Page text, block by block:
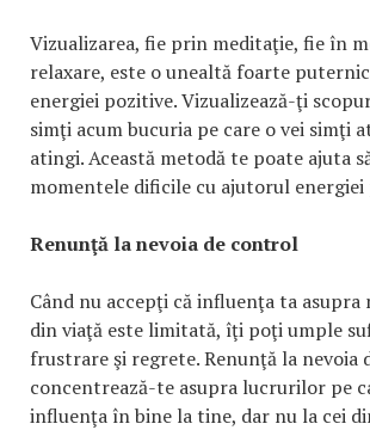
Vizualizarea, fie prin meditaţie, fie în
relaxare, este o unealtă foarte
energiei pozitive. Vizualizează-ţi
simţi acum bucuria pe care o vei simţi
atingi. Această metodă te poate ajuta
momentele dificile cu ajutorul energiei
Renunţă la nevoia de control
Când nu accepţi că influenţa ta
din viaţă este limitată, îţi poţi umple
frustrare şi regrete. Renunţă la nevoia
concentrează-te asupra lucrurilor pe
influenţa în bine la tine, dar nu la cei